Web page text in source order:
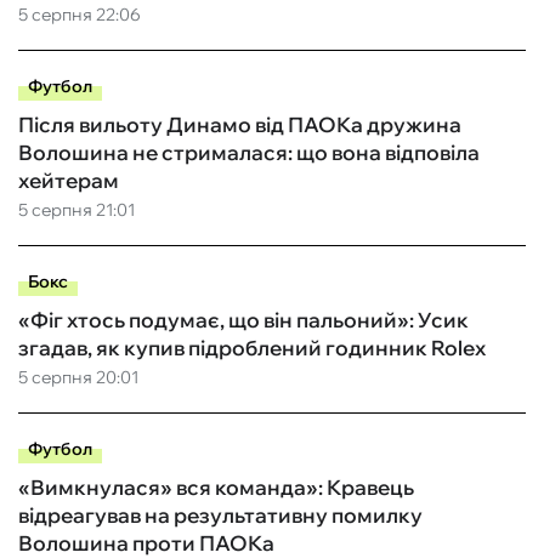
5 серпня 22:06
Футбол
5 серпня 21:01
Після вильоту Динамо від ПАОКа дружина
Волошина не стрималася: що вона відповіла
хейтерам
Бокс
5 серпня 20:01
«Фіг хтось подумає, що він пальоний»: Усик
згадав, як купив підроблений годинник Rolex
Футбол
«Вимкнулася» вся команда»: Кравець
відреагував на результативну помилку
Волошина проти ПАОКа